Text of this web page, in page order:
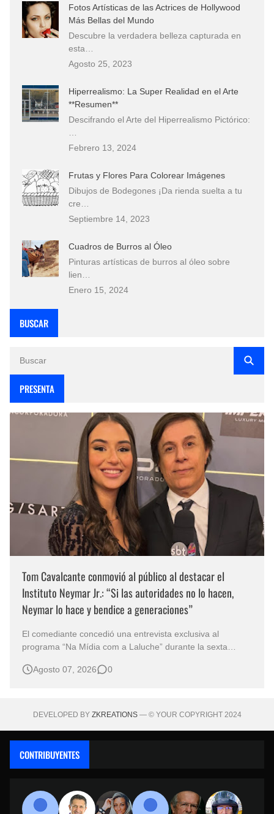
Fotos Artísticas de las Actrices de Hollywood
Más Bellas del Mundo
Descubre la verdadera belleza capturada en
esta…
Agosto 25, 2023
Hiperrealismo: La Super Realidad en el Arte
**Resumen**
Descifrando el Arte del Hiperrealismo Pictórico:
Febrero 13, 2024
Frutas y Flores Para Colorear Imágenes
Dibujos de Bodegones ¡Da rienda suelta a tu
cre…
Septiembre 14, 2023
Cuadros de Burros al Óleo
Pinturas artísticas de burros al óleo sobre
lien…
Enero 15, 2024
BUSCAR
PRESENTA
Tom Cavalcante conmovió al público al destacar el
Instituto Neymar Jr.: “Si las autoridades no lo hacen,
Neymar lo hace y bendice a generaciones”
El comediante concedió una entrevista exclusiva al
programa “Na Mídia com a Laluche” durante la sexta
eventos benéficos más importantes de Brasil. En medio del
Agosto 07, 2026 0
DEVELOPED BY ZKREATIONS— © YOUR COPYRIGHT 2024
CONTRIBUYENTES